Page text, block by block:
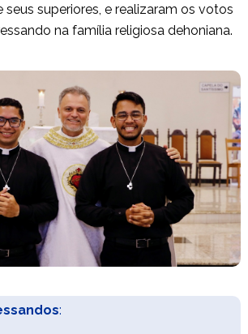
seus superiores, e realizaram os votos
na família religiosa dehoniana.
: